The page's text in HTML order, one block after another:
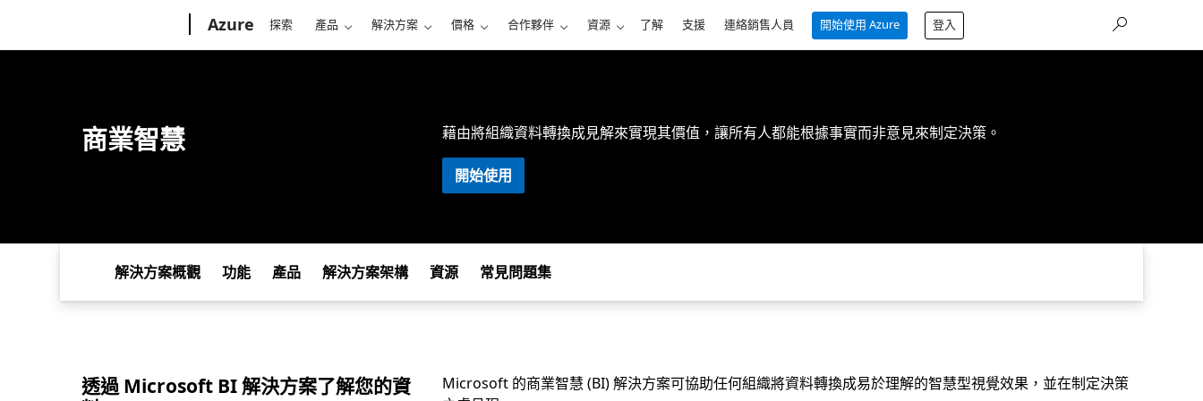
Azure 探索 產品 解決方案 價格 合作夥伴 資源 了解 支援 連絡銷售人員 開始使用 Azure 登入
商業智慧 藉由將組織資料轉換成見解來實現其價值，讓所有人都能根據事實而非意見來制定決策。
開始使用
解決方案概觀 功能 產品 解決方案架構 資源 常見問題集
透過 Microsoft BI 解決方案了解您的資
Microsoft 的商業智慧 (BI) 解決方案可協助任何組織將資料轉換成易於理解的智慧型視覺效果，並在制定決策